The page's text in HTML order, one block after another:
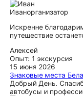
Иванорганизатор
Искренне
путешествие
Алексей
Опыт: 1 экскурсия
15 июня 2026
Знаковые места
Добрый День.
автобусы и